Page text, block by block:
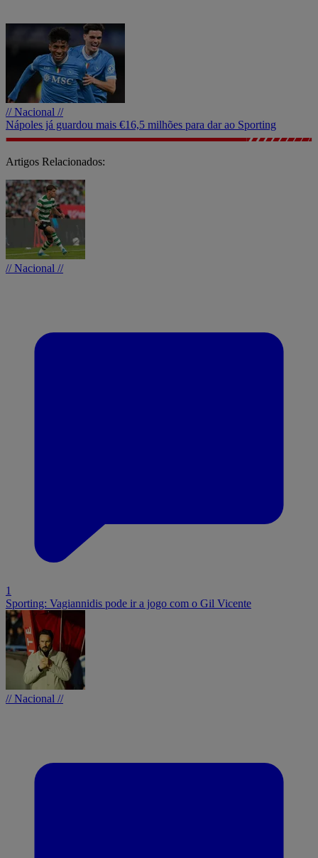
// Nacional //
Nápoles já guardou mais €16,5 milhões para dar ao Sporting
Artigos Relacionados:
// Nacional //
1
Sporting: Vagiannidis pode ir a jogo com o Gil Vicente
// Nacional //